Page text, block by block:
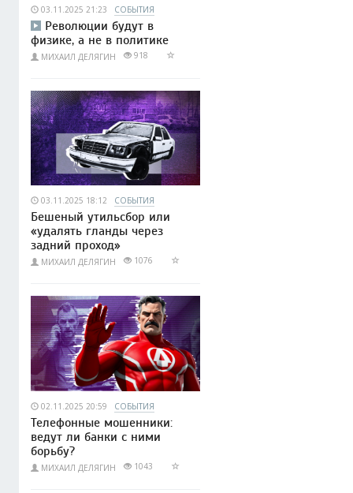
03.11.2025 21:23 СОБЫТИЯ
Революции будут в
физике, а не в политике
МИХАИЛ ДЕЛЯГИН 918
03.11.2025 18:12 СОБЫТИЯ
Бешеный утильсбор или
«удалять гланды через
задний проход»
МИХАИЛ ДЕЛЯГИН 1076
02.11.2025 20:59 СОБЫТИЯ
Телефонные мошенники:
ведут ли банки с ними
борьбу?
МИХАИЛ ДЕЛЯГИН 1043